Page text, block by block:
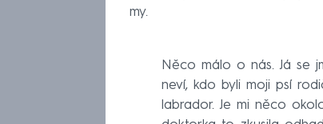
my.
Něco málo o nás. Já se
neví, kdo byli moji psí
labrador. Je mi něco